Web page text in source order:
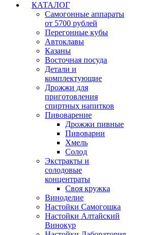
КАТАЛОГ
Самогонные аппараты
от 5700 рублей
Перегонные кубы
Автоклавы
Казаны
Восточная посуда
Детали и
комплектующие
Дрожжи для
приготовления
спиртных напитков
Пивоварение
Дрожжи пивные
Пивоварни
Хмель
Солод
Экстракты и
солодовые
концентраты
Своя кружка
Виноделие
Настойки Самогошка
Настойки Алтайский
Винокур